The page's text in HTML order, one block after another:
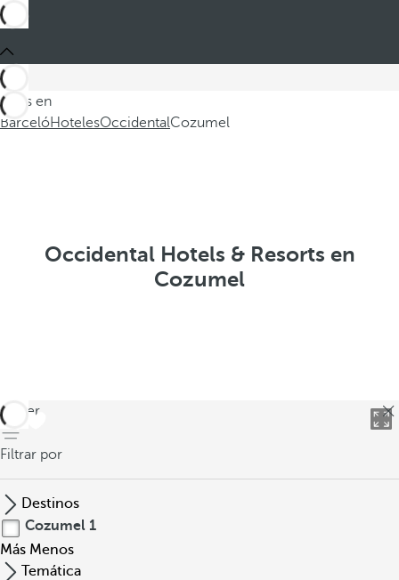
Estás en
BarcelóHotelesOccidentalCozumel
Occidental Hotels & Resorts en
Cozumel
volver
Filtrar por
Destinos
Cozumel 1
Más Menos
Temática